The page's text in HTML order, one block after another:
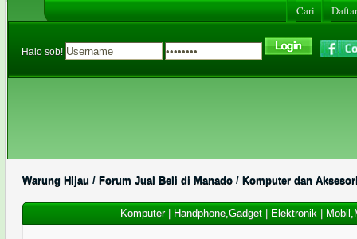
Cari
Halo sob!
Warung Hijau / Forum Jual Beli di Manado / Komputer dan
Komputer| Handphone,Gadget| Elektronik|